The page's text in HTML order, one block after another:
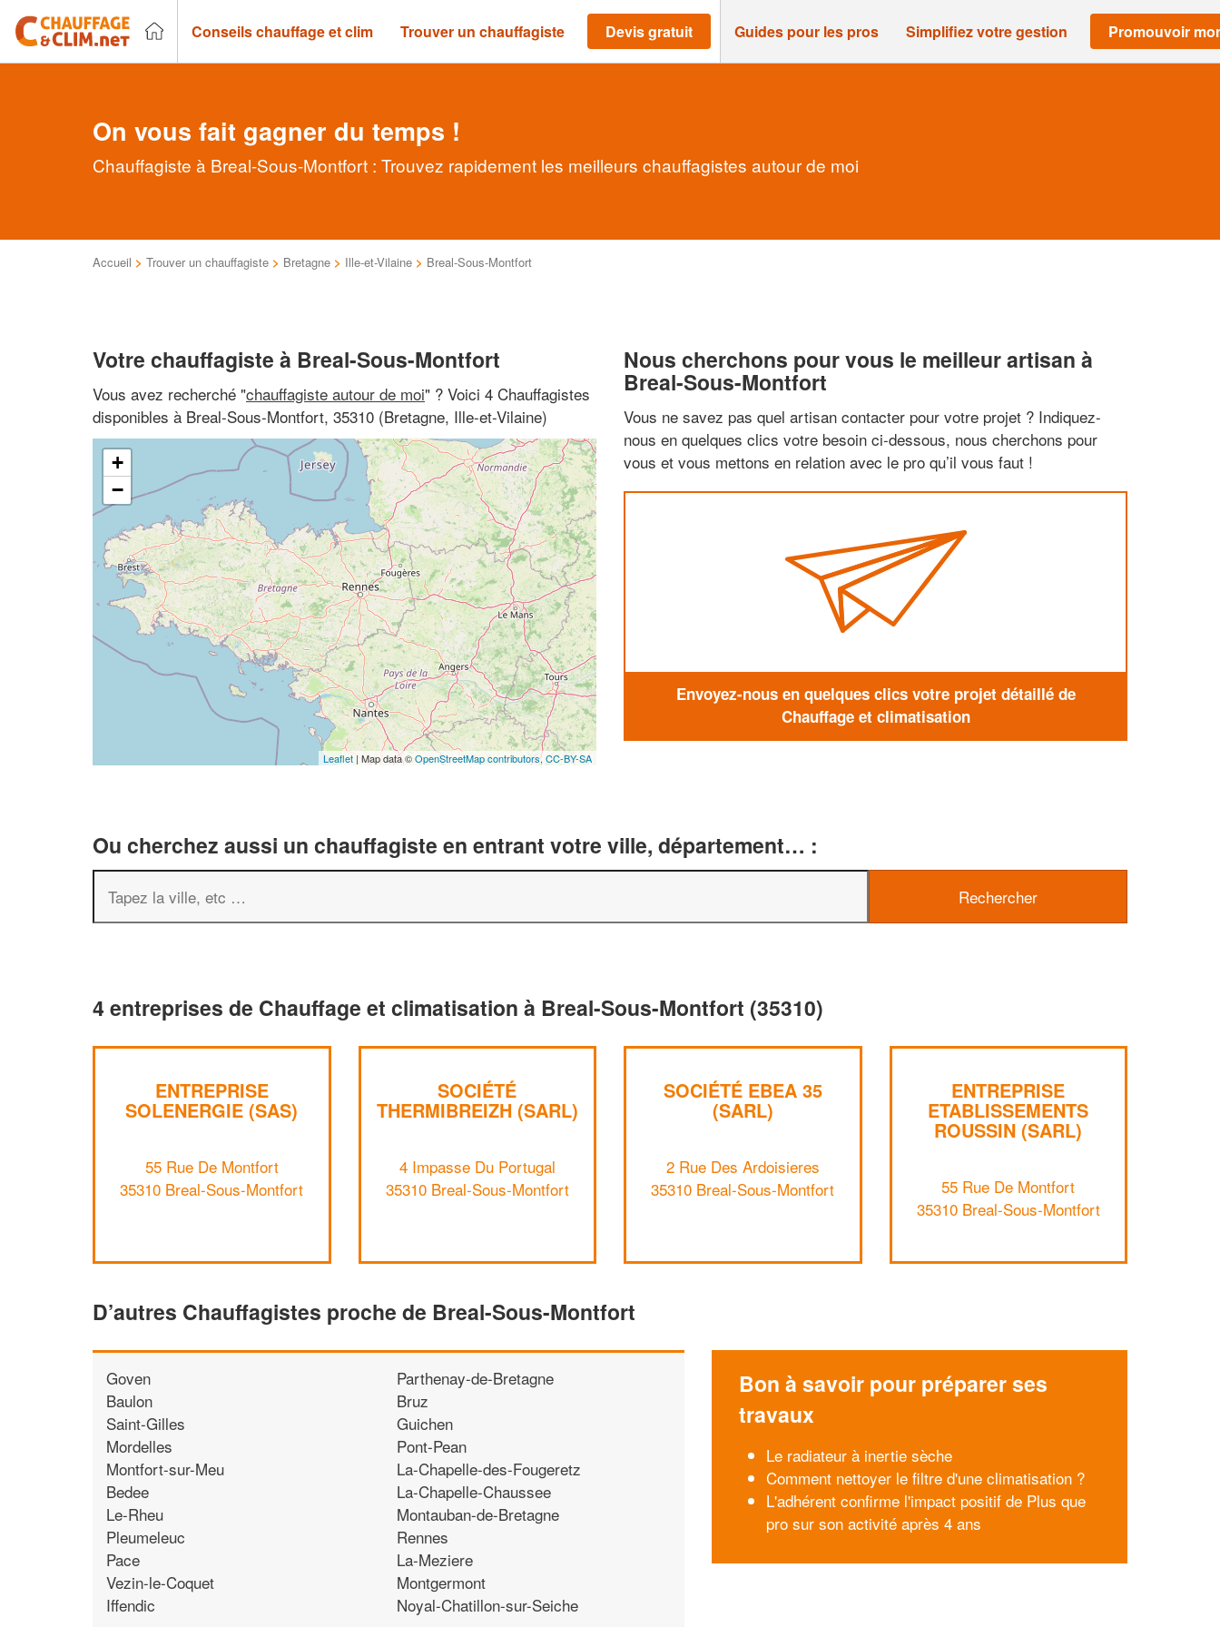
Conseils chauffage et clim Trouver un chauffagiste Devis gratuit Guides pour les pros Simplifiez votre gestion Promouvoir
On vous fait gagner du temps !
Chauffagiste à Breal-Sous-Montfort : Trouvez rapidement les meilleurs chauffagistes autour de moi
Accueil > Trouver un chauffagiste > Bretagne > Ille-et-Vilaine > Breal-Sous-Montfort
Votre chauffagiste à Breal-Sous-Montfort
Vous avez recherché "chauffagiste autour de moi" ? Voici 4 Chauffagistes
disponibles à Breal-Sous-Montfort, 35310 (Bretagne, Ille-et-Vilaine)
+
−
Leaflet| Map data ©OpenStreetMap contributors,CC-BY-SA
Nous cherchons pour vous le meilleur artisan à
Breal-Sous-Montfort
Vous ne savez pas quel artisan contacter pour votre projet ? Indiquez-
nous en quelques clics votre besoin ci-dessous, nous cherchons pour
vous et vous mettons en relation avec le pro qu’il vous faut !
Envoyez-nous en quelques clics votre projet détaillé de
Chauffage et climatisation
Ou cherchez aussi un chauffagiste en entrant votre ville, département… :
4 entreprises de Chauffage et climatisation à Breal-Sous-Montfort (35310)
ENTREPRISE
SOLENERGIE (SAS)
55 Rue De Montfort
35310 Breal-Sous-Montfort
SOCIÉTÉ
THERMIBREIZH (SARL)
4 Impasse Du Portugal
35310 Breal-Sous-Montfort
SOCIÉTÉ EBEA 35
(SARL)
2 Rue Des Ardoisieres
35310 Breal-Sous-Montfort
ENTREPRISE
ETABLISSEMENTS
ROUSSIN (SARL)
55 Rue De Montfort
35310 Breal-Sous-Montfort
D’autres Chauffagistes proche de Breal-Sous-Montfort
Goven
Baulon
Saint-Gilles
Mordelles
Montfort-sur-Meu
Bedee
Le-Rheu
Pleumeleuc
Pace
Vezin-le-Coquet
Iffendic
Parthenay-de-Bretagne
Bruz
Guichen
Pont-Pean
La-Chapelle-des-Fougeretz
La-Chapelle-Chaussee
Montauban-de-Bretagne
Rennes
La-Meziere
Montgermont
Noyal-Chatillon-sur-Seiche
Bon à savoir pour préparer ses
travaux
Le radiateur à inertie sèche
Comment nettoyer le filtre d'une climatisation ?
L'adhérent confirme l'impact positif de Plus que
pro sur son activité après 4 ans
✕
nouveaux clients!
En savoir plus